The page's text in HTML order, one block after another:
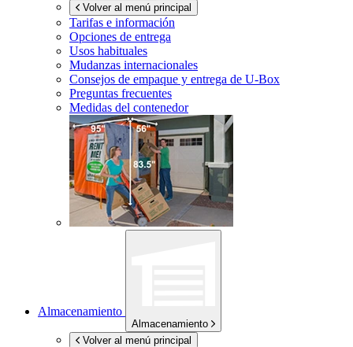
Volver al menú principal
Tarifas e información
Opciones de entrega
Usos habituales
Mudanzas internacionales
Consejos de empaque y entrega de U-Box
Preguntas frecuentes
Medidas del contenedor
Almacenamiento
Almacenamiento
Volver al menú principal